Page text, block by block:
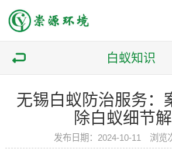
白蚁知识
无锡白蚁防治服务：
除白蚁细节
发布日期：2024-10-11 浏览